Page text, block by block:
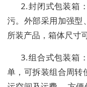
2.封闭式包装箱
污。外部采用加强型
所装产品，箱体尺寸
3.组合式包装箱
单，可拆装组合周转